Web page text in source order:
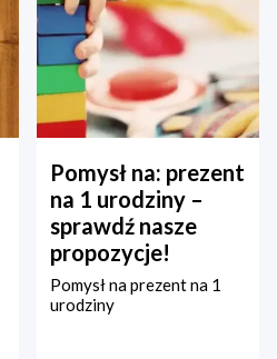
Pomysł na: prezent
na 1 urodziny –
sprawdź nasze
propozycje!
Pomysł na prezent na 1
urodziny